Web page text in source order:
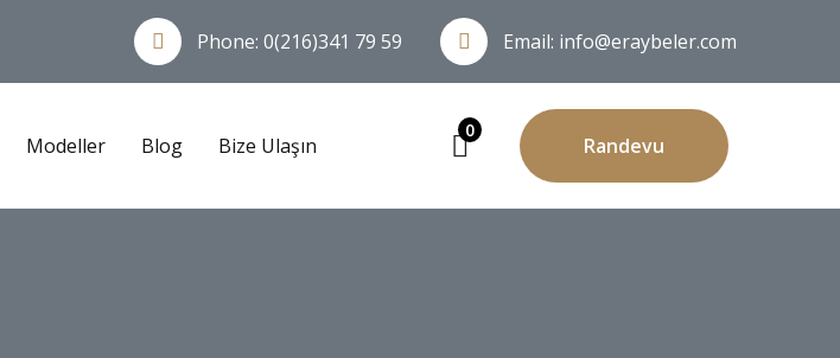
Phone: 0(216)341 79 59 Email: info@eraybeler.com
Modeller Blog Bize Ulaşın
0
Randevu